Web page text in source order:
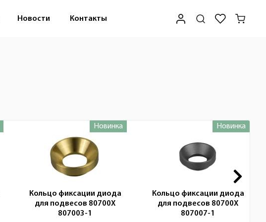
Новости Контакты
Новинка
Кольцо фиксации диода
для подвесов 80700X
807003-1
Новинка
Кольцо фиксации диода
для подвесов 80700X
807007-1